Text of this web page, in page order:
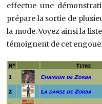
effectue une
prépare la sortie de
la mode. Voyez ainsi la
témoignent de cet